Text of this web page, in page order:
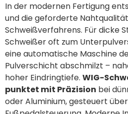
In der modernen Fertigung
und die geforderte
Schweißverfahrens. Für dicke
Schweißer oft zum
eine automatische Maschine
Pulverschicht abschmilzt –
hoher Eindringtiefe. WIG-
punktet mit Präzision bei
oder Aluminium, gesteuert